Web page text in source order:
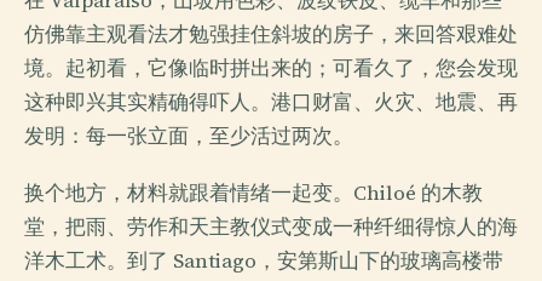
仿佛靠主观看法才勉强挂住斜坡的房子，来回答艰难处
境。起初看，它像临时拼出来的；可看久了，您会发现
这种即兴其实精确得吓人。港口财富、火灾、地震、再
发明：每一张立面，至少活过两次。
换个地方，材料就跟着情绪一起变。Chiloé 的木教
堂，把雨、劳作和天主教仪式变成一种纤细得惊人的海
洋木工术。到了 Santiago，安第斯山下的玻璃高楼带